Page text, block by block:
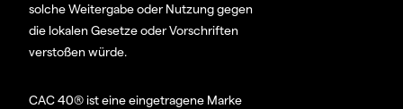
solche Weitergabe oder Nutzung gegen
die lokalen Gesetze oder Vorschriften
verstoßen würde.
CAC 40® ist eine eingetragene Marke